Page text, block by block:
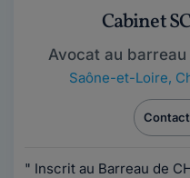
Cabinet
Avocat au
Saône-et-Loire,
" Inscrit au Barreau de